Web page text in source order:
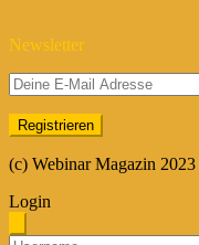
Newsletter
(c) Webinar Magazin 2023
Login